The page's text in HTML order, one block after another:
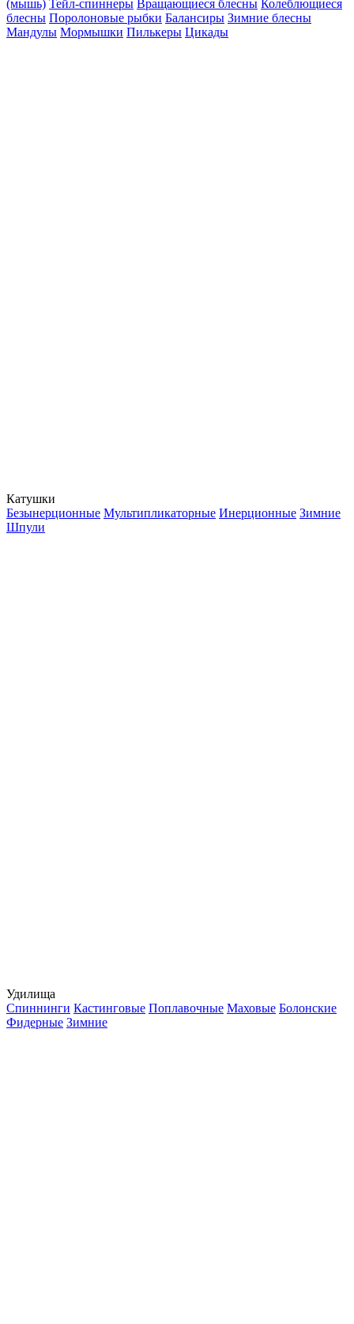
(мышь) Тейл-спиннеры Вращающиеся блесны Колеблющиеся
блесны Поролоновые рыбки Балансиры Зимние блесны
Мандулы Мормышки Пилькеры Цикады
Катушки
Безынерционные Мультипликаторные Инерционные Зимние
Шпули
Удилища
Спиннинги Кастинговые Поплавочные Маховые Болонские
Фидерные Зимние